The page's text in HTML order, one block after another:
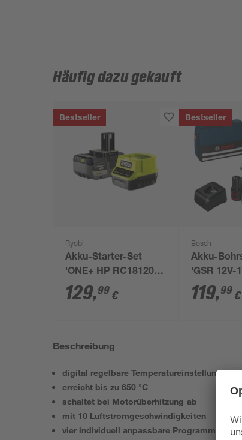
Häufig dazu gekauft
Bestseller
Ryobi
Akku-Starter-Set
'ONE+ HP RC18120-
150X' 18 V 5,0 Ah mit
Akku und Ladegerät
129,99 €
Bestseller
Bosch
Akku-
'GSR 12V-
Akkus,
119,99 €
Beschreibung
digital regelbare Temperatureinstellungen
erreicht bis zu 650 °C
schaltet bei Motorüberhitzung ab
mit 10 Luftstromgeschwindigkeiten
vier individuell anpassbare Programme